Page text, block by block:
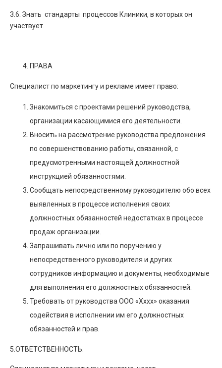
3.6. Знать стандарты процессов Клиники, в которых он
участвует.
ПРАВА
Специалист по маркетингу и рекламе имеет право:
Знакомиться с проектами решений руководства,
организации касающимися его деятельности.
Вносить на рассмотрение руководства предложения
по совершенствованию работы, связанной, с
предусмотренными настоящей должностной
инструкцией обязанностями.
Сообщать непосредственному руководителю обо всех
выявленных в процессе исполнения своих
должностных обязанностей недостатках в процессе
продаж организации.
Запрашивать лично или по поручению у
непосредственного руководителя и других
сотрудников информацию и документы, необходимые
для выполнения его должностных обязанностей.
Требовать от руководства ООО «Хххх» оказания
содействия в исполнении им его должностных
обязанностей и прав.
5.ОТВЕТСТВЕННОСТЬ.